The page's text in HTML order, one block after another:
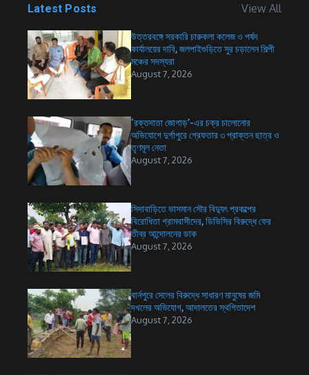
Latest Posts View All
উত্তরবঙ্গে সরকারি চারুকলা কলেজ ও পর্ষদ
কার্যালয়ের দাবি, জলপাইগুড়িতে সুর চড়ালেন শিল্পী
মঞ্চের সদস্যরা
August 7, 2026
‘রক্তদাতা জোগাড়’-এর চক্র চালোনোর
অভিযোগে দুর্গাপুরে গ্রেফতার ৩ প্রাক্তন ছাত্র ও
তৃণমূল নেতা
August 7, 2026
সিদাবাড়িতে ভাসমান সৌর বিদ্যুৎ প্রকল্পের
বিরোধিতা গ্রামবাসীদের, ডিভিসির বিরুদ্ধে ফের
তীব্র আন্দোলনের ডাক
August 7, 2026
বার্নপুরে সেলের বিরুদ্ধে সাধারণ মানুষের জমি
দখলের অভিযোগ, আদালতের স্থগিতাদেশ
August 7, 2026